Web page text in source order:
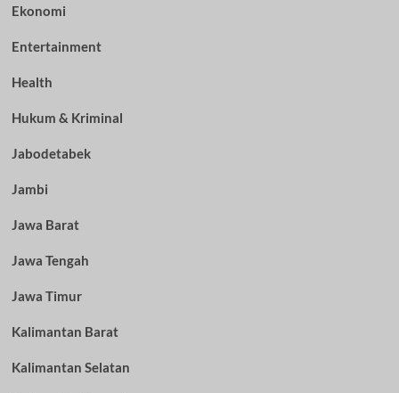
Ekonomi
Entertainment
Health
Hukum & Kriminal
Jabodetabek
Jambi
Jawa Barat
Jawa Tengah
Jawa Timur
Kalimantan Barat
Kalimantan Selatan